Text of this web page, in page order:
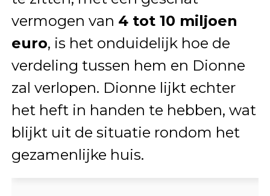
vermogen van 4 tot 10 miljoen
euro, is het onduidelijk hoe de
verdeling tussen hem en Dionne
zal verlopen. Dionne lijkt echter
het heft in handen te hebben, wat
blijkt uit de situatie rondom het
gezamenlijke huis.